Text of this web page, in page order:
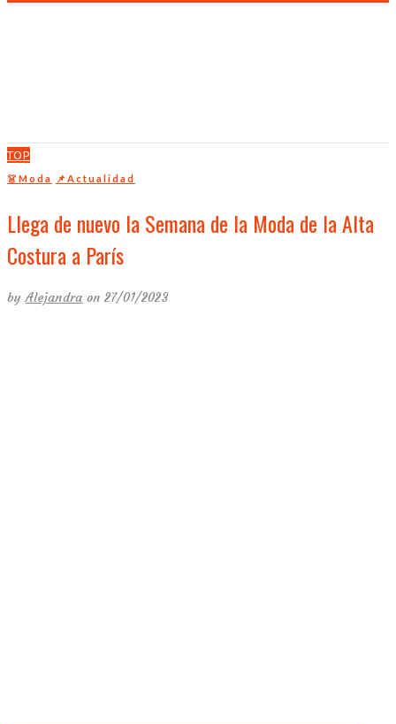
TOP
👗Moda 📌Actualidad
Llega de nuevo la Semana de la Moda de la Alta
Costura a París
byAlejandra on 27/01/2023